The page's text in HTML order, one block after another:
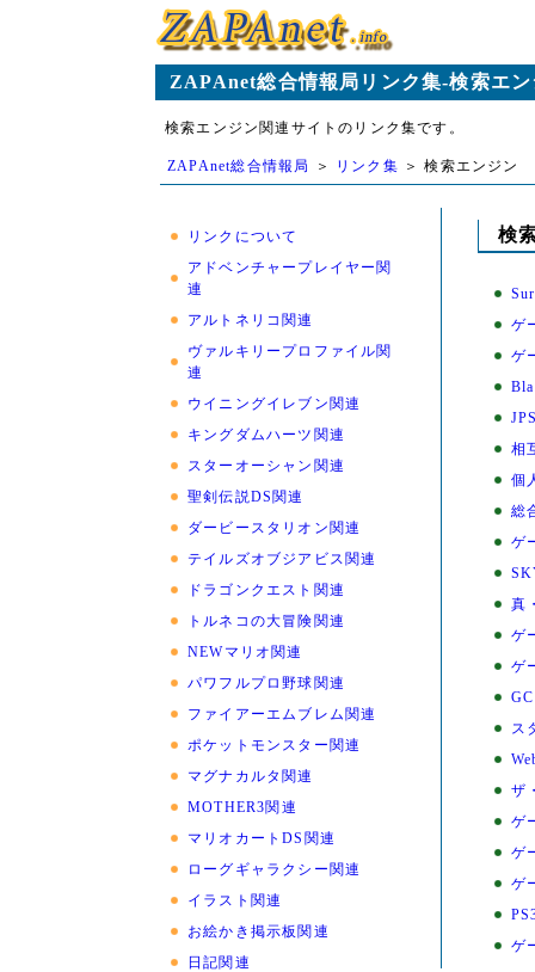
ZAPAnet総合情報局リンク集-検索エ
検索エンジン関連サイトのリンク集です。
ZAPAnet総合情報局 ＞ リンク集 ＞ 検索エンジン
リンクについて
アドベンチャープレイヤー関
連
アルトネリコ関連
ヴァルキリープロファイル関
連
ウイニングイレブン関連
キングダムハーツ関連
スターオーシャン関連
聖剣伝説DS関連
ダービースタリオン関連
テイルズオブジアビス関連
ドラゴンクエスト関連
トルネコの大冒険関連
NEWマリオ関連
パワフルプロ野球関連
ファイアーエムブレム関連
ポケットモンスター関連
マグナカルタ関連
MOTHER3関連
マリオカートDS関連
ローグギャラクシー関連
イラスト関連
お絵かき掲示板関連
日記関連
検
ゲ
ゲ
相
個
総
ゲ
真
ゲ
ゲ
ス
ザ
ゲ
ゲ
ゲ
ゲ